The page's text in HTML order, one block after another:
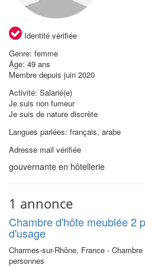
Identité vérifiée
Genre: femme
Âge: 49 ans
Membre depuis juin 2020
Activité: Salarié(e)
Je suis non fumeur
Je suis de nature discrète
Langues parlées: français, arabe
Adresse mail vérifiée
gouvernante en hôtellerie
1 annonce
Chambre d'hôte meublée 2
d'usage
Charmes-sur-Rhône, France -
personnes